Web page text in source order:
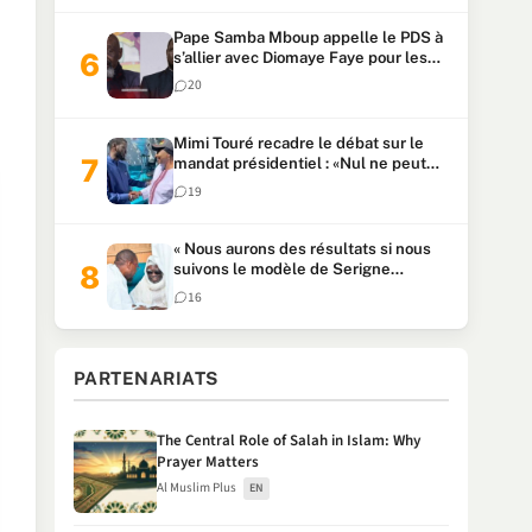
Pape Samba Mboup appelle le PDS à
s’allier avec Diomaye Faye pour les
locales et tacle Sonko
20
Mimi Touré recadre le débat sur le
mandat présidentiel : «Nul ne peut
faire plus de deux mandats
consécutifs de 5 ans»
19
« Nous aurons des résultats si nous
suivons le modèle de Serigne
Touba » : Ousmane Sonko au Khalife
Serigne Mountakha
16
PARTENARIATS
The Central Role of Salah in Islam: Why
Prayer Matters
Al Muslim Plus EN